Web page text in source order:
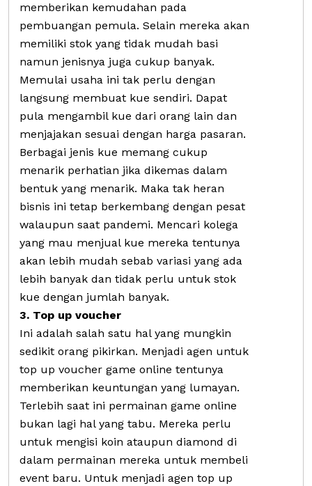
memberikan kemudahan pada
pembuangan pemula. Selain mereka akan
memiliki stok yang tidak mudah basi
namun jenisnya juga cukup banyak.
Memulai usaha ini tak perlu dengan
langsung membuat kue sendiri. Dapat
pula mengambil kue dari orang lain dan
menjajakan sesuai dengan harga pasaran.
Berbagai jenis kue memang cukup
menarik perhatian jika dikemas dalam
bentuk yang menarik. Maka tak heran
bisnis ini tetap berkembang dengan pesat
walaupun saat pandemi. Mencari kolega
yang mau menjual kue mereka tentunya
akan lebih mudah sebab variasi yang ada
lebih banyak dan tidak perlu untuk stok
kue dengan jumlah banyak.
3. Top up voucher
Ini adalah salah satu hal yang mungkin
sedikit orang pikirkan. Menjadi agen untuk
top up voucher game online tentunya
memberikan keuntungan yang lumayan.
Terlebih saat ini permainan game online
bukan lagi hal yang tabu. Mereka perlu
untuk mengisi koin ataupun diamond di
dalam permainan mereka untuk membeli
event baru. Untuk menjadi agen top up